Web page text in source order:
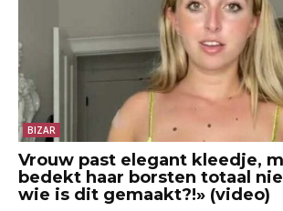
BIZAR
Vrouw past elegant kleedje,
bedekt haar borsten totaal
wie is dit gemaakt?!» (video)